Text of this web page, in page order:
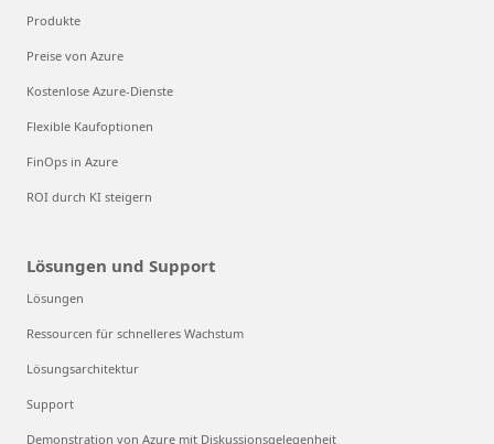
Produkte
Preise von Azure
Kostenlose Azure-Dienste
Flexible Kaufoptionen
FinOps in Azure
ROI durch KI steigern
Lösungen und Support
Lösungen
Ressourcen für schnelleres Wachstum
Lösungsarchitektur
Support
Demonstration von Azure mit Diskussionsgelegenheit